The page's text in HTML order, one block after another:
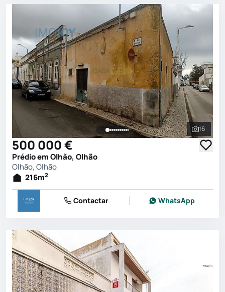
Ver
16
500 000 €
Prédio em Olhão, Olhão
Olhão, Olhão
216m2
Contactar WhatsApp